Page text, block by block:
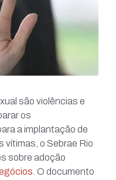
são violências e
os
a implantação de
vítimas, o Sebrae Rio
sobre adoção
. O documento